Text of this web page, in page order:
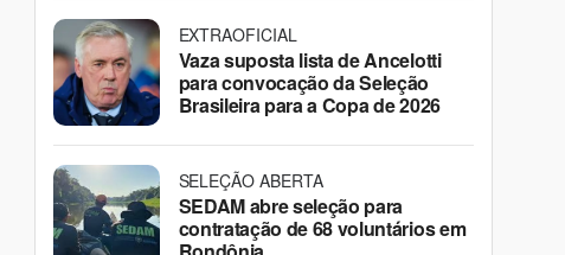
EXTRAOFICIAL
Vaza suposta lista de Ancelotti
para convocação da Seleção
Brasileira para a Copa de 2026
SELEÇÃO ABERTA
SEDAM abre seleção para
contratação de 68 voluntários em